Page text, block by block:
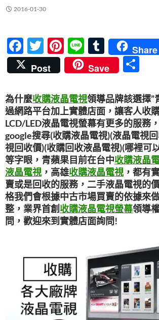
2016-01-30
F
ac
e
b
o
o
k
T
w
itt
er
Pi
nt
er
es
t
Li
n
e
T
u
m
bl
r
Share
Post
Save
為什麼收購液晶電視領導品牌該選擇”
過網路平台加上實體店面，讓客人收
LCD/LED液晶電視螢幕有更多的服務
google搜尋(收購液晶電視)(液晶電視
視回收價)(收購回收液晶電視)(哪裡可
等字眼，青蘋果目前在台中收購液晶
液晶電視，高雄收購液晶電視，都有
賣或是回收的服務，二手液晶電視的
格我們會根據中古市場買賣的依據來
整，業界首創 收購液晶電視螢幕領導
問，歡迎來到實體店面詢問!